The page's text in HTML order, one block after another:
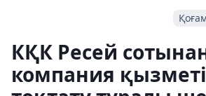
КҚК Ресей
компания